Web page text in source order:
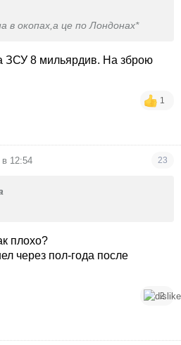
в окопах,а це по Лондонах*
ЗСУ 8 мильярдив. На зброю
1
12:54 23
плохо?
через пол-года после
2